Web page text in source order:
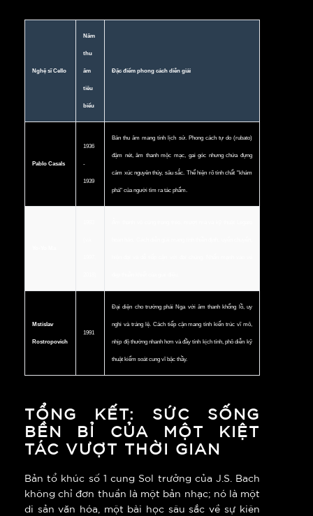
Nghệ sĩ Cello
Năm
thu
âm
tiêu
biểu
Đặc điểm phong cách diễn giải
Pablo Casals
1936
-
1939
Bản thu âm mang tính lịch sử. Phong cách tự do (rubato)
đậm nét, âm thanh mộc mạc, gai góc nhưng chứa đựng
cảm xúc nguyên thủy, sâu sắc. Thể hiện rõ tính chất "khám
phá" của người tìm ra tác phẩm.
Mstislav
Rostropovich
1991
Đại diện cho trường phái Nga với âm thanh khổng lồ, uy
nghi và tráng lệ. Cách tiếp cận mang tính kiến trúc vĩ mô,
nhịp độ thường nhanh hơn và đầy tính kịch tính, phô diễn kỹ
thuật kiểm soát cung vĩ bậc thầy.
TỔNG KẾT: SỨC SỐNG
BỀN BỈ CỦA MỘT KIỆT
TÁC VƯỢT THỜI GIAN
Bản tổ khúc số 1 cung Sol trưởng của J.S. Bach
không chỉ đơn thuần là một bản nhạc; nó là một
di sản văn hóa, một bài học sâu sắc về sự kiên